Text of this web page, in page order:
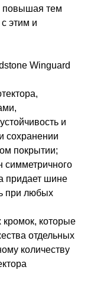
повышая тем
этим и
Winguard
и
сохранении
покрытии;
симметричного
придает шине
при любых
кромок, которые
отдельных
количеству